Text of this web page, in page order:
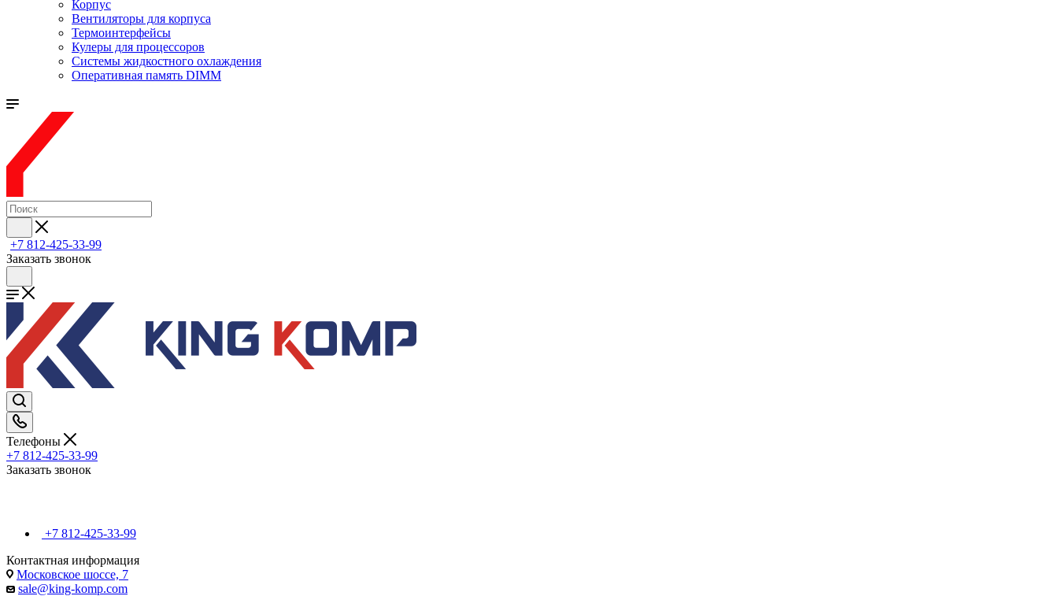
Корпус
Вентиляторы для корпуса
Термоинтерфейсы
Кулеры для процессоров
Системы жидкостного охлаждения
Оперативная память DIMM
+7 812-425-33-99
Заказать звонок
Телефоны
+7 812-425-33-99
Заказать звонок
+7 812-425-33-99
Контактная информация
Московское шоссе, 7
sale@king-komp.com